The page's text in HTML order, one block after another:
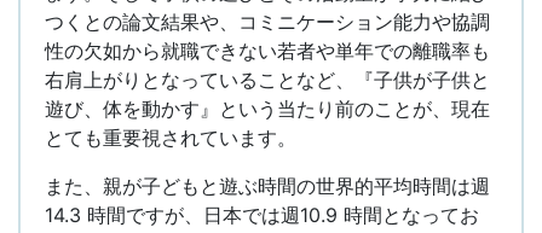
つくとの論文結果や、コミニケーション能力や協調
性の欠如から就職できない若者や単年での離職率も
右肩上がりとなっていることなど、『子供が子供と
遊び、体を動かす』という当たり前のことが、現在
とても重要視されています。
また、親が子どもと遊ぶ時間の世界的平均時間は週
14.3 時間ですが、日本では週10.9 時間となってお